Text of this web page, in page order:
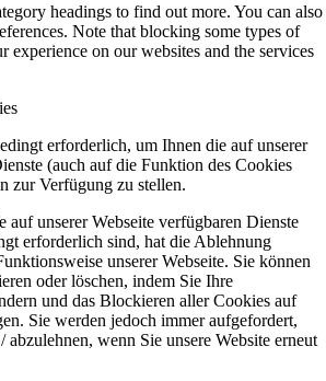
headings to find out more. You can also
Note that blocking some types of
experience on our websites and the services
erforderlich, um Ihnen die auf unserer
(auch auf die Funktion des Cookies
zur Verfügung zu stellen.
auf unserer Webseite verfügbaren Dienste
erforderlich sind, hat die Ablehnung
unserer Webseite. Sie können
oder löschen, indem Sie Ihre
und das Blockieren aller Cookies auf
Sie werden jedoch immer aufgefordert,
abzulehnen, wenn Sie unsere Website erneut